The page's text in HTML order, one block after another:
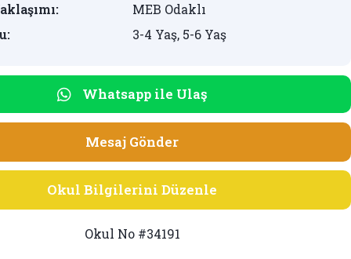
MEB Odaklı
3-4 Yaş, 5-6 Yaş
Whatsapp ile Ulaş
Mesaj Gönder
Okul Bilgilerini Düzenle
Okul No #34191